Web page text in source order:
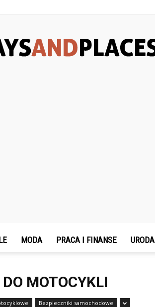
MODA PRACA I FINANSE URODA
MOTOCYKLI
Bezpieczniki samochodowe